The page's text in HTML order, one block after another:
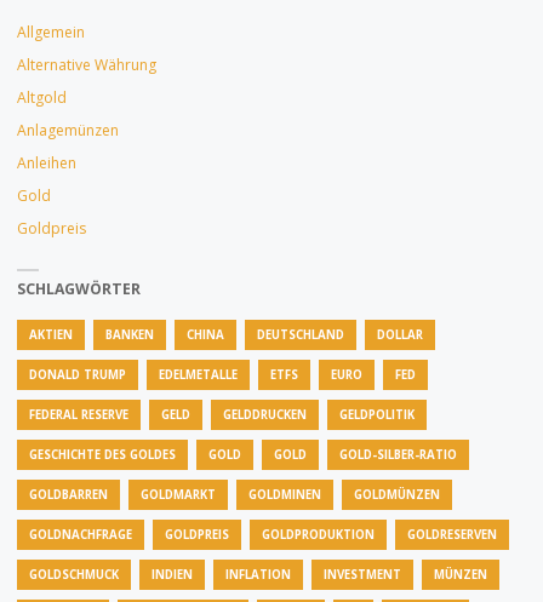
Allgemein
Alternative Währung
Altgold
Anlagemünzen
Anleihen
Gold
Goldpreis
SCHLAGWÖRTER
AKTIEN BANKEN CHINA DEUTSCHLAND DOLLAR
DONALD TRUMP EDELMETALLE ETFS EURO FED
FEDERAL RESERVE GELD GELDDRUCKEN GELDPOLITIK
GESCHICHTE DES GOLDES GOLD GOLD GOLD-SILBER-RATIO
GOLDBARREN GOLDMARKT GOLDMINEN GOLDMÜNZEN
GOLDNACHFRAGE GOLDPREIS GOLDPRODUKTION GOLDRESERVEN
GOLDSCHMUCK INDIEN INFLATION INVESTMENT MÜNZEN